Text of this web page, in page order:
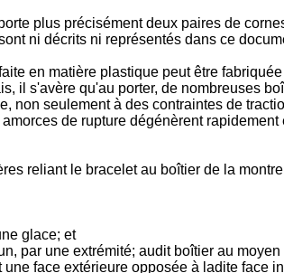
plus précisément deux paires de
ni décrits ni représentés dans ce
en matière plastique peut être
il s'avère qu'au porter, de nombreuses
seulement à des contraintes de
de rupture dégénèrent
reliant le bracelet au boîtier de la
glace; et
par une extrémité; audit boîtier au
face extérieure opposée à ladite face